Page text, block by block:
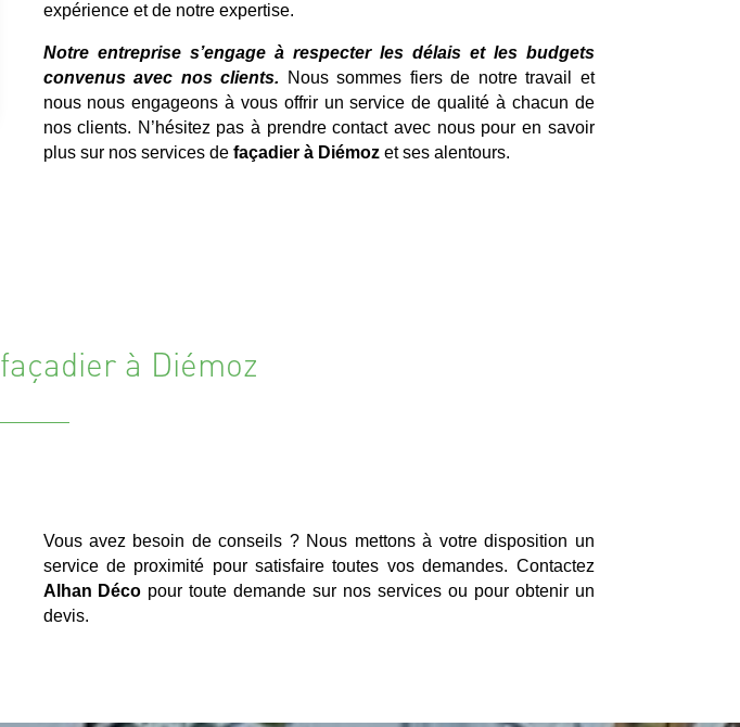
expérience et de notre expertise.
Notre entreprise s’engage à respecter les délais et les budgets
convenus avec nos clients. Nous sommes fiers de notre travail et
nous nous engageons à vous offrir un service de qualité à chacun de
nos clients. N’hésitez pas à prendre contact avec nous pour en savoir
plus sur nos services de façadier à Diémozet ses alentours.
à Diémoz
Vous avez besoin de conseils ? Nous mettons à votre disposition un
service de proximité pour satisfaire toutes vos demandes. Contactez
Alhan Déco pour toute demande sur nos services ou pour obtenir un
devis.